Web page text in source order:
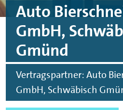
Auto
GmbH,
Gmünd
Vertragspartner: Auto
GmbH, Schwäbisch